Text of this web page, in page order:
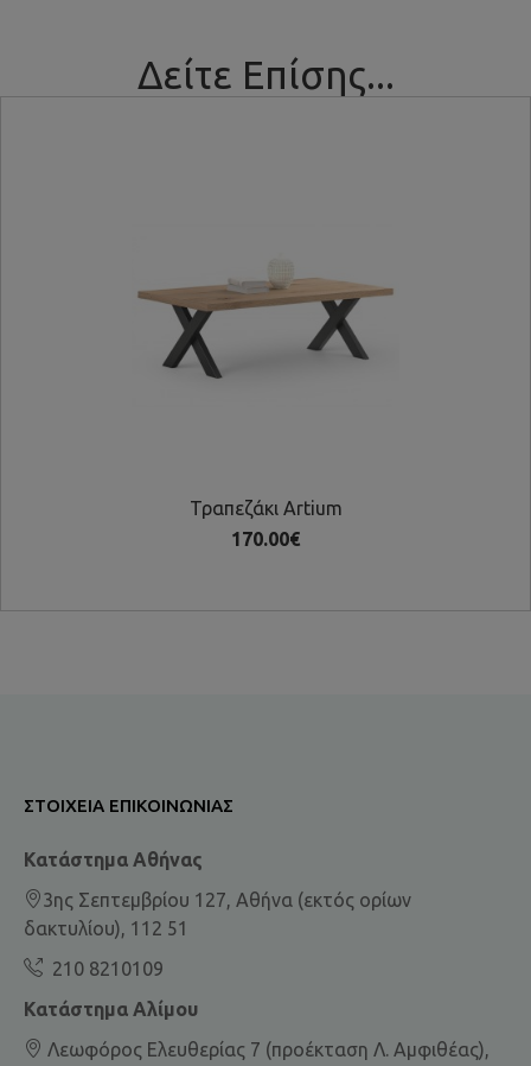
Δείτε Επίσης...
Τραπεζάκι Artium
170.00€
ΣΤΟΙΧΕΊΑ ΕΠΙΚΟΙΝΩΝΊΑΣ
Κατάστημα Αθήνας
3ης Σεπτεμβρίου 127, Αθήνα (εκτός ορίων
δακτυλίου), 112 51
210 8210109
Κατάστημα Αλίμου
Λεωφόρος Ελευθερίας 7 (προέκταση Λ. Αμφιθέας),